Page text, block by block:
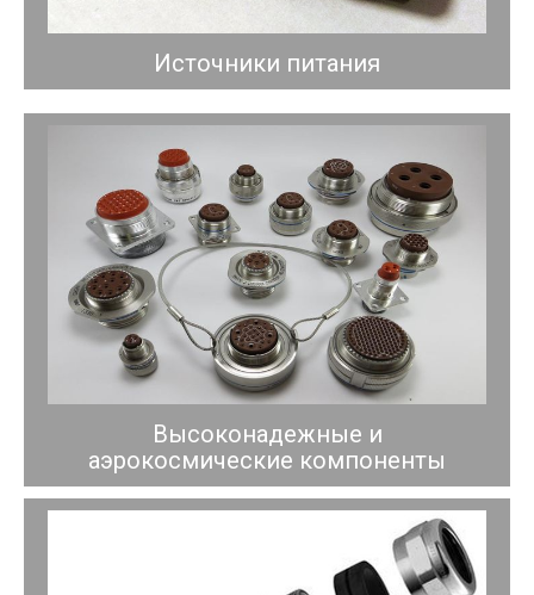
Источники питания
Высоконадежные и
аэрокосмические компоненты